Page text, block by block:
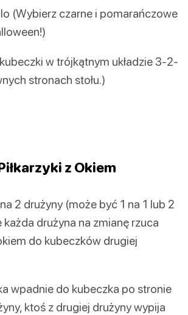
(Wybierz czarne i pomarańczowe
w trójkątnym układzie 3-2-
stronach stołu.)
z Okiem
2 drużyny (może być 1 na 1 lub 2
każda drużyna na zmianę rzuca
do kubeczków drugiej
wpadnie do kubeczka po stronie
ktoś z drugiej drużyny wypija